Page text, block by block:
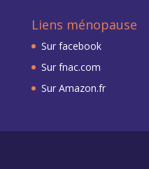
Liens ménopause
Sur facebook
Sur fnac.com
Sur Amazon.fr